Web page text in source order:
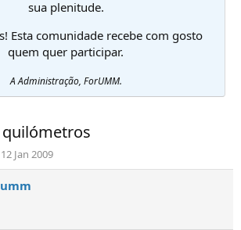
sua plenitude.
Esta comunidade recebe com gosto
quem quer participar.
A Administração, ForUMM.
D
a
t
12 Jan 2009